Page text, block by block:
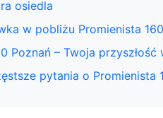
osiedla
w pobliżu Promienista
Poznań – Twoja
pytania o Promienista